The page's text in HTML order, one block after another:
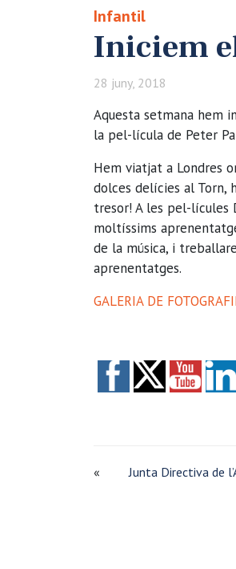
Infantil
Iniciem
28 juny, 2018
Aquesta setmana hem
la pel-lícula de Peter
Hem viatjat a Londres
dolces delícies al Torn,
tresor! A les pel-lícules
moltíssims
de la música, i
aprenentatges.
GALERIA DE
« Junta Directiva de